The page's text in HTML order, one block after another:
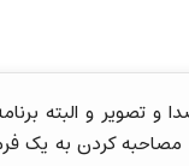
و تصویر و البته
مصاحبه کردن به یک